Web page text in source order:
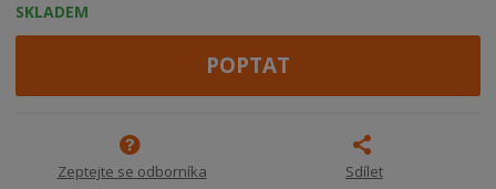
SKLADEM
POPTAT
Zeptejte se odborníka Sdílet